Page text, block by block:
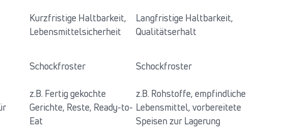
Kurzfristige Haltbarkeit,
Lebensmittelsicherheit
Langfristige Haltbarkeit,
Qualitätserhalt
Schockfroster Schockfroster
z.B. Fertig gekochte
Gerichte, Reste, Ready-to-
Eat
z.B. Rohstoffe, empfindliche
Lebensmittel, vorbereitete
Speisen zur Lagerung